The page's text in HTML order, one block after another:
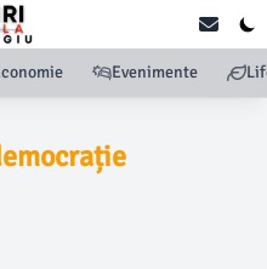
Evenimente